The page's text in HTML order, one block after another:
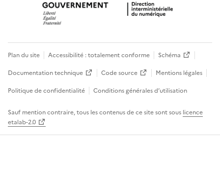
Plan du site Accessibilité : totalement conforme
Schéma
Documentation technique
Code source
Mentions légales
Politique de confidentialité
Conditions générales d’utilisation
Sauf mention contraire, tous les contenus de ce site sont sous licence
etalab-2.0